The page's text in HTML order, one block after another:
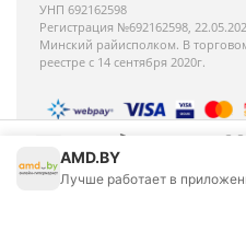
Меню Корзина
УНП 692162598
Регистрация №692162598,
Минский райисполком. В
реестре с 14 сентября 2020г.
Номер телефона
исполнительных и
AMD.BY
Лучше работает в